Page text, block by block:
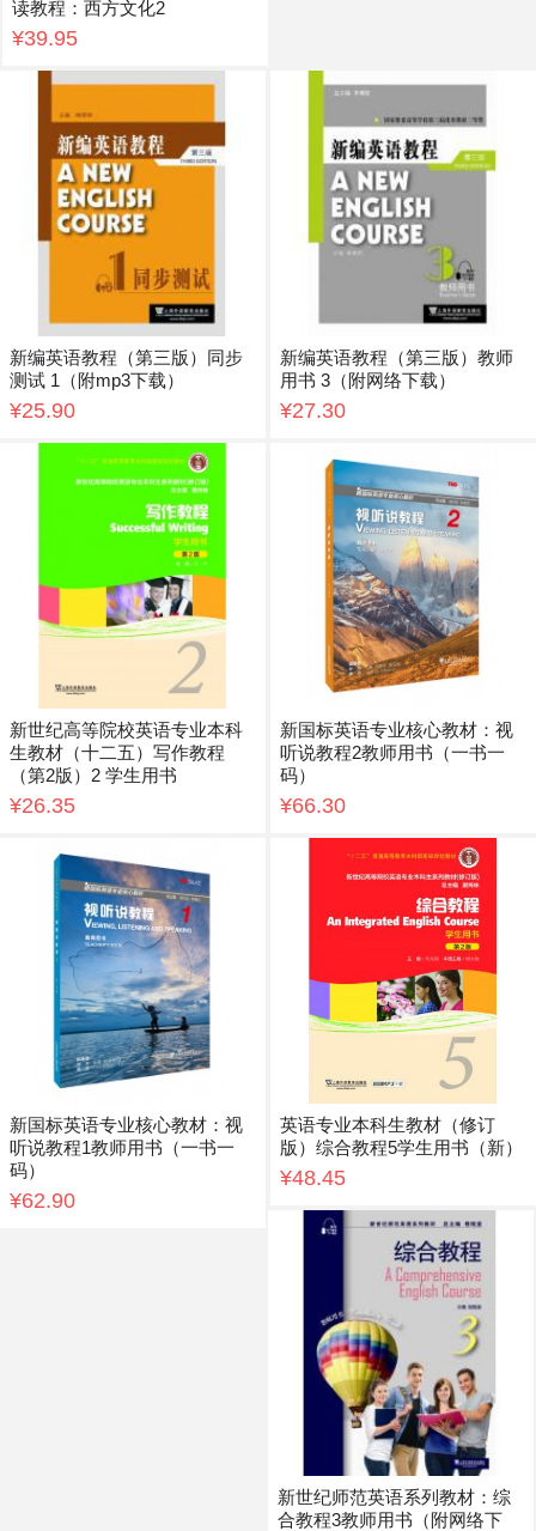
读教程：西方文化2
¥39.95
新编英语教程（第三版）同步
测试 1（附mp3下载）
¥25.90
新编英语教程（第三版）教师
用书 3（附网络下载）
¥27.30
新世纪高等院校英语专业本科
生教材（十二五）写作教程
（第2版）2 学生用书
¥26.35
新国标英语专业核心教材：视
听说教程2教师用书（一书一
码）
¥66.30
新国标英语专业核心教材：视
听说教程1教师用书（一书一
码）
¥62.90
英语专业本科生教材（修订
版）综合教程5学生用书（新）
¥48.45
新世纪师范英语系列教材：综
合教程3教师用书（附网络下